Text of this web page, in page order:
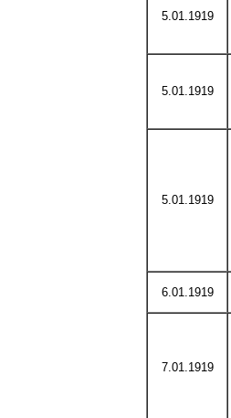
5.01.1919
5.01.1919
5.01.1919
6.01.1919
7.01.1919